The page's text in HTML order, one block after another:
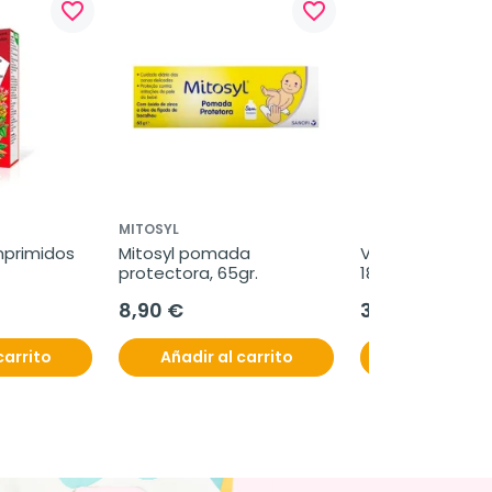
favorite_border favorite_border
MITOSYL
Mitosyl pomada
protectora, 65gr.
8,90 €
Añadir al carrito
Vitacrecil
180 cápsulas.
37,95 €